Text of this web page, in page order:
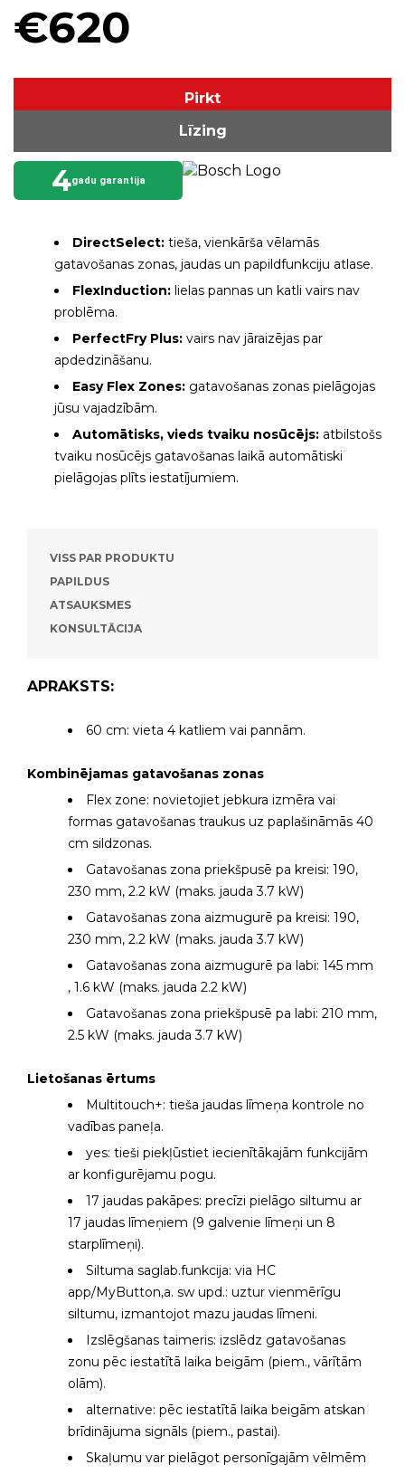
€620
Pirkt
4gadu garantija
Līzing
DirectSelect: tieša, vienkārša vēlamās
gatavošanas zonas, jaudas un papildfunkciju atlase.
FlexInduction: lielas pannas un katli vairs nav
problēma.
PerfectFry Plus: vairs nav jāraizējas par
apdedzināšanu.
Easy Flex Zones: gatavošanas zonas pielāgojas
jūsu vajadzībām.
Automātisks, vieds tvaiku nosūcējs: atbilstošs
tvaiku nosūcējs gatavošanas laikā automātiski
pielāgojas plīts iestatījumiem.
VISS PAR PRODUKTU
PAPILDUS
ATSAUKSMES
KONSULTĀCIJA
APRAKSTS:
60 cm: vieta 4 katliem vai pannām.
Kombinējamas gatavošanas zonas
Flex zone: novietojiet jebkura izmēra vai
formas gatavošanas traukus uz paplašināmās 40
cm sildzonas.
Gatavošanas zona priekšpusē pa kreisi: 190,
230 mm, 2.2 kW (maks. jauda 3.7 kW)
Gatavošanas zona aizmugurē pa kreisi: 190,
230 mm, 2.2 kW (maks. jauda 3.7 kW)
Gatavošanas zona aizmugurē pa labi: 145 mm
, 1.6 kW (maks. jauda 2.2 kW)
Gatavošanas zona priekšpusē pa labi: 210 mm,
2.5 kW (maks. jauda 3.7 kW)
Lietošanas ērtums
Multitouch+: tieša jaudas līmeņa kontrole no
vadības paneļa.
yes: tieši piekļūstiet iecienītākajām funkcijām
ar konfigurējamu pogu.
17 jaudas pakāpes: precīzi pielāgo siltumu ar
17 jaudas līmeņiem (9 galvenie līmeņi un 8
starplīmeņi).
Siltuma saglab.funkcija: via HC
app/MyButton,a. sw upd.: uztur vienmērīgu
siltumu, izmantojot mazu jaudas līmeni.
Izslēgšanas taimeris: izslēdz gatavošanas
zonu pēc iestatītā laika beigām (piem., vārītām
olām).
alternative: pēc iestatītā laika beigām atskan
brīdinājuma signāls (piem., pastai).
Skaļumu var pielāgot personīgajām vēlmēm